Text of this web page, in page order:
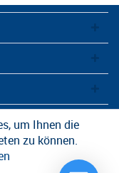
Versandkosten
und ggf.
um Ihnen die
zu können.